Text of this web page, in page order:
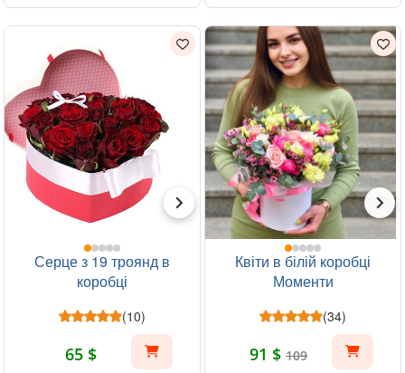
Серце з 19 троянд в
коробці
(10)
65 $
Квіти в білій коробці
Моменти
(34)
91 $ 109